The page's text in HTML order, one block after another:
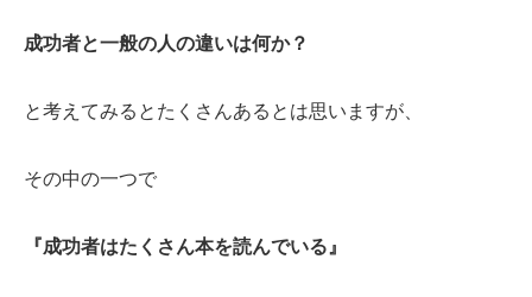
成功者と一般の人の違いは何か？
と考えてみるとたくさんあるとは思いますが、
その中の一つで
『成功者はたくさん本を読んでいる』